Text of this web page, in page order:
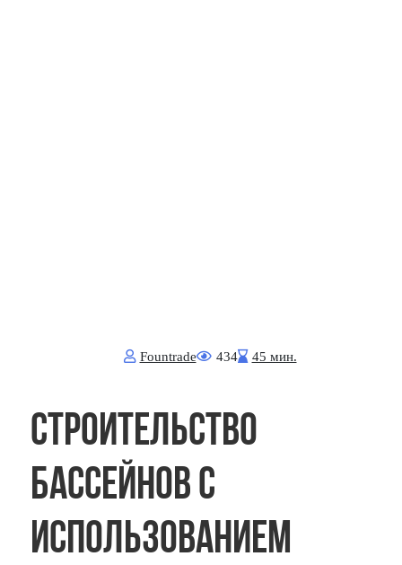
Fоuntrade 434 45 мин.
Строительство
бассейнов с
использованием